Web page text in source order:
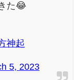
た😂
神起
5, 2023